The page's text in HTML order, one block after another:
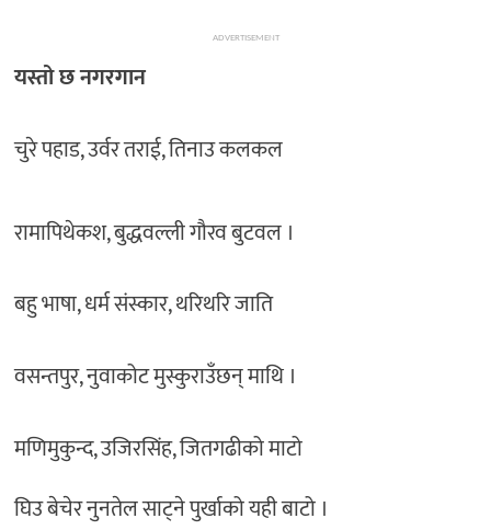
ADVERTISEMENT
यस्तो छ नगरगान
चुरे पहाड, उर्वर तराई, तिनाउ कलकल
रामापिथेकश, बुद्धवल्ली गौरव बुटवल ।
बहु भाषा, धर्म संस्कार, थरिथरि जाति
वसन्तपुर, नुवाकोट मुस्कुराउँछन् माथि ।
मणिमुकुन्द, उजिरसिंह, जितगढीको माटो
घिउ बेचेर नुनतेल साट्ने पुर्खाको यही बाटो ।